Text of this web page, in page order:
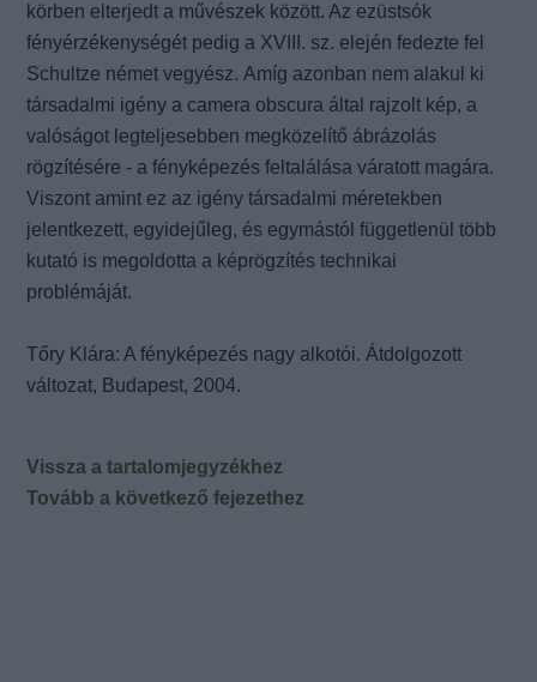
körben elterjedt a művészek között. Az ezüstsók
fényérzékenységét pedig a XVIII. sz. elején fedezte fel
Schultze németvegyész.Amíg azonban nem alakul ki
társadalmi igény a camera obscura által rajzolt kép, a
valóságot legteljesebben megközelítő ábrázolás
rögzítésére - a fényképezés feltalálása váratott magára.
Viszont amint ez az igény társadalmi méretekben
jelentkezett, egyidejűleg, és egymástól függetlenül több
kutató is megoldotta a képrögzítés technikai
problémáját.
Tőry Klára: A fényképezés nagy alkotói. Átdolgozott
változat, Budapest, 2004.
Vissza a tartalomjegyzékhez
Tovább a következő fejezethez